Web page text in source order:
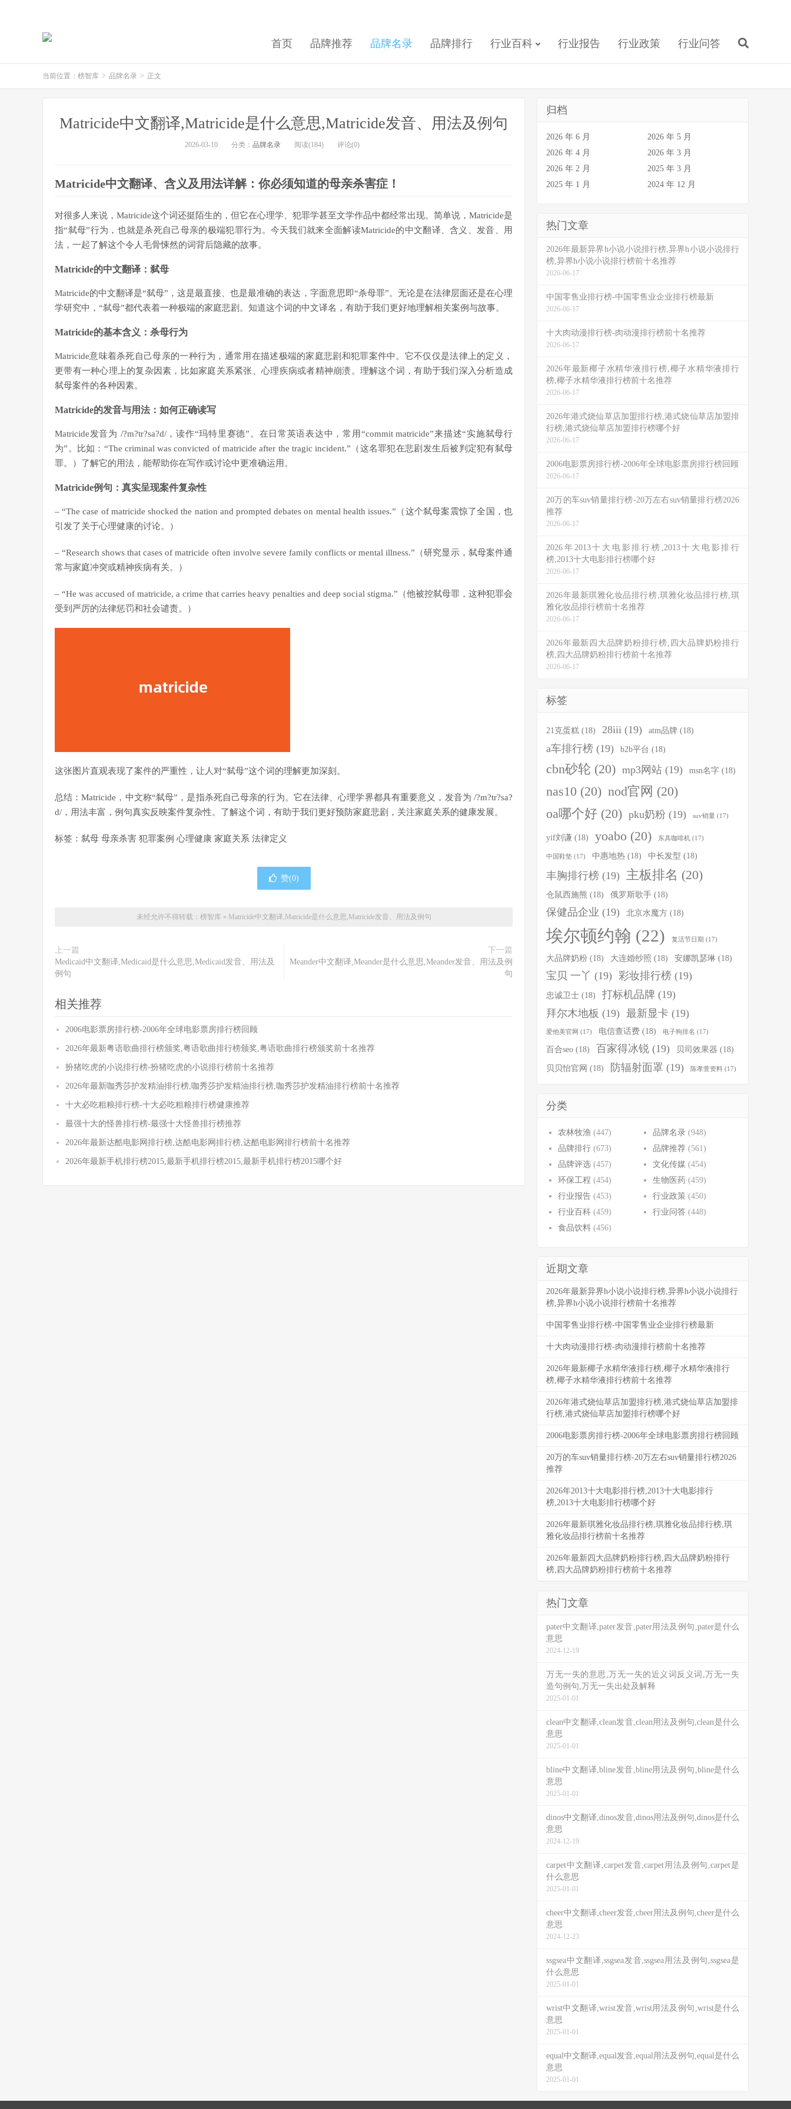
首页 品牌推荐 品牌名录 品牌排行 行业百科 行业报告 行业政策 行业问答
当前位置： 榜智库 > 品牌名录 > 正文
Matricide中文翻译,Matricide是什么意思,Matricide发音、用法及例句
2026-03-10 分类： 品牌名录 阅读(184) 评论(0)
Matricide中文翻译、含义及用法详解：你必须知道的母亲杀害症！
对很多人来说，Matricide这个词还挺陌生的，但它在心理学、犯罪学甚至文学作品中都经常出现。简单说，Matricide是
指“弑母”行为，也就是杀死自己母亲的极端犯罪行为。今天我们就来全面解读Matricide的中文翻译、含义、发音、用
法，一起了解这个令人毛骨悚然的词背后隐藏的故事。
Matricide的中文翻译：弑母
Matricide的中文翻译是“弑母”，这是最直接、也是最准确的表达，字面意思即“杀母罪”。无论是在法律层面还是在心理
学研究中，“弑母”都代表着一种极端的家庭悲剧。知道这个词的中文译名，有助于我们更好地理解相关案例与故事。
Matricide的基本含义：杀母行为
Matricide意味着杀死自己母亲的一种行为，通常用在描述极端的家庭悲剧和犯罪案件中。它不仅仅是法律上的定义，
更带有一种心理上的复杂因素，比如家庭关系紧张、心理疾病或者精神崩溃。理解这个词，有助于我们深入分析造成
弑母案件的各种因素。
Matricide的发音与用法：如何正确读写
Matricide发音为 /?m?tr?sa?d/，读作“玛特里赛德”。在日常英语表达中，常用“commit matricide”来描述“实施弑母行
为”。比如：“The criminal was convicted of matricide after the tragic incident.”（这名罪犯在悲剧发生后被判定犯有弑母
罪。）了解它的用法，能帮助你在写作或讨论中更准确运用。
Matricide例句：真实呈现案件复杂性
– “The case of matricide shocked the nation and prompted debates on mental health issues.”（这个弑母案震惊了全国，也
引发了关于心理健康的讨论。）
– “Research shows that cases of matricide often involve severe family conflicts or mental illness.”（研究显示，弑母案件通
常与家庭冲突或精神疾病有关。）
– “He was accused of matricide, a crime that carries heavy penalties and deep social stigma.”（他被控弑母罪，这种犯罪会
受到严厉的法律惩罚和社会谴责。）
这张图片直观表现了案件的严重性，让人对“弑母”这个词的理解更加深刻。
总结：Matricide，中文称“弑母”，是指杀死自己母亲的行为。它在法律、心理学界都具有重要意义，发音为 /?m?tr?sa?
d/，用法丰富，例句真实反映案件复杂性。了解这个词，有助于我们更好预防家庭悲剧，关注家庭关系的健康发展。
标签：弑母 母亲杀害 犯罪案例 心理健康 家庭关系 法律定义
赞(0)
未经允许不得转载： 榜智库» Matricide中文翻译,Matricide是什么意思,Matricide发音、用法及例句
上一篇
Medicaid中文翻译,Medicaid是什么意思,Medicaid发音、用法及
例句
下一篇
Meander中文翻译,Meander是什么意思,Meander发音、用法及例
句
相关推荐
2006电影票房排行榜-2006年全球电影票房排行榜回顾
2026年最新粤语歌曲排行榜颁奖,粤语歌曲排行榜颁奖,粤语歌曲排行榜颁奖前十名推荐
扮猪吃虎的小说排行榜-扮猪吃虎的小说排行榜前十名推荐
2026年最新咖秀莎护发精油排行榜,咖秀莎护发精油排行榜,咖秀莎护发精油排行榜前十名推荐
十大必吃粗粮排行榜-十大必吃粗粮排行榜健康推荐
最强十大的怪兽排行榜-最强十大怪兽排行榜推荐
2026年最新达酷电影网排行榜,达酷电影网排行榜,达酷电影网排行榜前十名推荐
2026年最新手机排行榜2015,最新手机排行榜2015,最新手机排行榜2015哪个好
归档
2026 年 6 月
2026 年 5 月
2026 年 4 月
2026 年 3 月
2026 年 2 月
2025 年 3 月
2025 年 1 月
2024 年 12 月
热门文章
2026年最新异界h小说小说排行榜,异界h小说小说排行
榜,异界h小说小说排行榜前十名推荐
2026-06-17
中国零售业排行榜-中国零售业企业排行榜最新
2026-06-17
十大肉动漫排行榜-肉动漫排行榜前十名推荐
2026-06-17
2026年最新椰子水精华液排行榜,椰子水精华液排行
榜,椰子水精华液排行榜前十名推荐
2026-06-17
2026年港式烧仙草店加盟排行榜,港式烧仙草店加盟排
行榜,港式烧仙草店加盟排行榜哪个好
2026-06-17
2006电影票房排行榜-2006年全球电影票房排行榜回顾
2026-06-17
20万的车suv销量排行榜-20万左右suv销量排行榜2026
推荐
2026-06-17
2026年2013十大电影排行榜,2013十大电影排行
榜,2013十大电影排行榜哪个好
2026-06-17
2026年最新琪雅化妆品排行榜,琪雅化妆品排行榜,琪
雅化妆品排行榜前十名推荐
2026-06-17
2026年最新四大品牌奶粉排行榜,四大品牌奶粉排行
榜,四大品牌奶粉排行榜前十名推荐
2026-06-17
标签
21克蛋糕 (18) 28iii (19) atm品牌 (18)
a车排行榜 (19) b2b平台 (18)
cbn砂轮 (20) mp3网站 (19) msn名字 (18)
nas10 (20) nod官网 (20)
oa哪个好 (20) pku奶粉 (19) suv销量 (17)
yif刘谦 (18) yoabo (20) 东具咖啡机 (17)
中国鞋垫 (17) 中惠地热 (18) 中长发型 (18)
丰胸排行榜 (19) 主板排名 (20)
仓鼠西施熊 (18) 俄罗斯歌手 (18)
保健品企业 (19) 北京水魔方 (18)
埃尔顿约翰 (22) 复活节日期 (17)
大品牌奶粉 (18) 大连婚纱照 (18) 安娜凯瑟琳 (18)
宝贝 一丫 (19) 彩妆排行榜 (19)
忠诚卫士 (18) 打标机品牌 (19)
拜尔木地板 (19) 最新显卡 (19)
爱他美官网 (17) 电信查话费 (18) 电子狗排名 (17)
百合seo (18) 百家得冰锐 (19) 贝司效果器 (18)
贝贝怡官网 (18) 防辐射面罩 (19) 陈孝萱资料 (17)
分类
农林牧渔 (447) 品牌名录 (948)
品牌排行 (673) 品牌推荐 (561)
品牌评选 (457) 文化传媒 (454)
环保工程 (454) 生物医药 (459)
行业报告 (453) 行业政策 (450)
行业百科 (459) 行业问答 (448)
食品饮料 (456)
近期文章
2026年最新异界h小说小说排行榜,异界h小说小说排行
榜,异界h小说小说排行榜前十名推荐
中国零售业排行榜-中国零售业企业排行榜最新
十大肉动漫排行榜-肉动漫排行榜前十名推荐
2026年最新椰子水精华液排行榜,椰子水精华液排行
榜,椰子水精华液排行榜前十名推荐
2026年港式烧仙草店加盟排行榜,港式烧仙草店加盟排
行榜,港式烧仙草店加盟排行榜哪个好
2006电影票房排行榜-2006年全球电影票房排行榜回顾
20万的车suv销量排行榜-20万左右suv销量排行榜2026
推荐
2026年2013十大电影排行榜,2013十大电影排行
榜,2013十大电影排行榜哪个好
2026年最新琪雅化妆品排行榜,琪雅化妆品排行榜,琪
雅化妆品排行榜前十名推荐
2026年最新四大品牌奶粉排行榜,四大品牌奶粉排行
榜,四大品牌奶粉排行榜前十名推荐
热门文章
pater中文翻译,pater发音,pater用法及例句,pater是什么
意思
2024-12-19
万无一失的意思,万无一失的近义词反义词,万无一失
造句例句,万无一失出处及解释
2025-01-01
clean中文翻译,clean发音,clean用法及例句,clean是什么
意思
2025-01-01
bline中文翻译,bline发音,bline用法及例句,bline是什么
意思
2025-01-01
dinos中文翻译,dinos发音,dinos用法及例句,dinos是什么
意思
2024-12-19
carpet中文翻译,carpet发音,carpet用法及例句,carpet是
什么意思
2025-01-01
cheer中文翻译,cheer发音,cheer用法及例句,cheer是什么
意思
2024-12-23
ssgsea中文翻译,ssgsea发音,ssgsea用法及例句,ssgsea是
什么意思
2025-01-01
wrist中文翻译,wrist发音,wrist用法及例句,wrist是什么
意思
2025-01-01
equal中文翻译,equal发音,equal用法及例句,equal是什么
意思
2025-01-01